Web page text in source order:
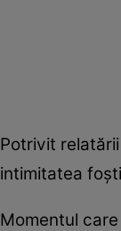
Potrivit
intimitatea
Momentul